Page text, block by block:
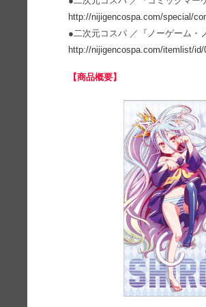
http://nijigencospa.com/special/
●二次元コスパ ／『ノーゲーム・
http://nijigencospa.com/itemlist/id/
【商品概要】